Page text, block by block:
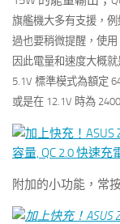
旗艦機大多有支援，例
過也要稍微提醒，使用
因此電量和速度大概
5.1V 標準模式為額定
或是在 12.1V 時為
附加的小功能，常